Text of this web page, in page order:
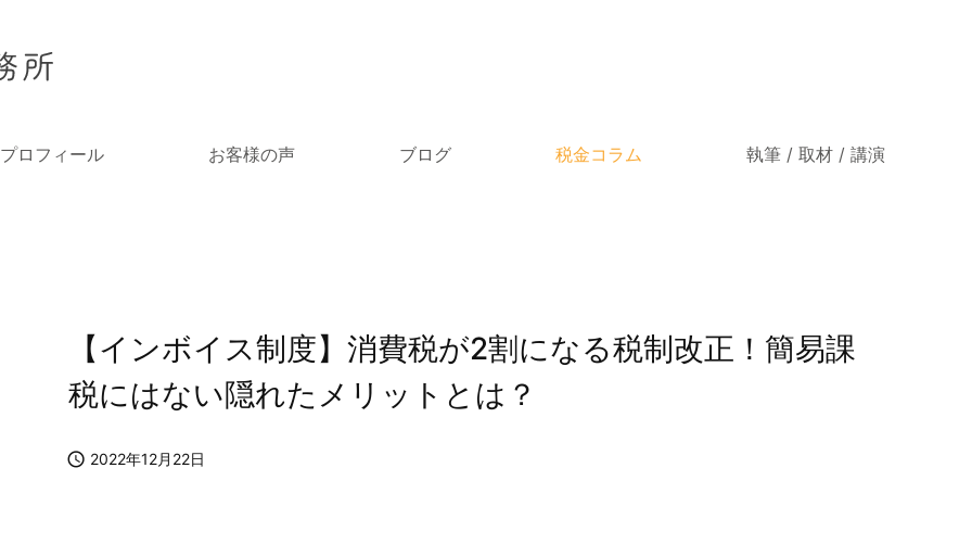
プロフィール お客様の声 ブログ 税金コラム 執筆 / 取材 / 講演
【インボイス制度】消費税が2割になる税制改正！簡易課
税にはない隠れたメリットとは？
 2022年12月22日